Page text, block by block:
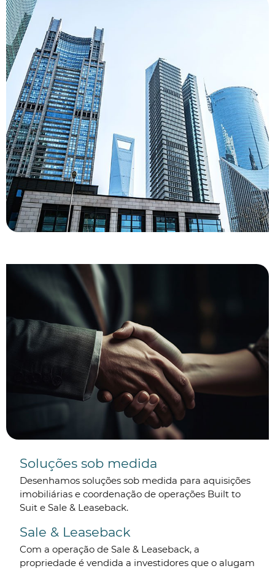
Soluções sob medida
Desenhamos soluções sob medida para aquisições
imobiliárias e coordenação de operações Built to
Suit e Sale & Leaseback.
Sale & Leaseback
Com a operação de Sale & Leaseback, a
propriedade é vendida a investidores que o alugam